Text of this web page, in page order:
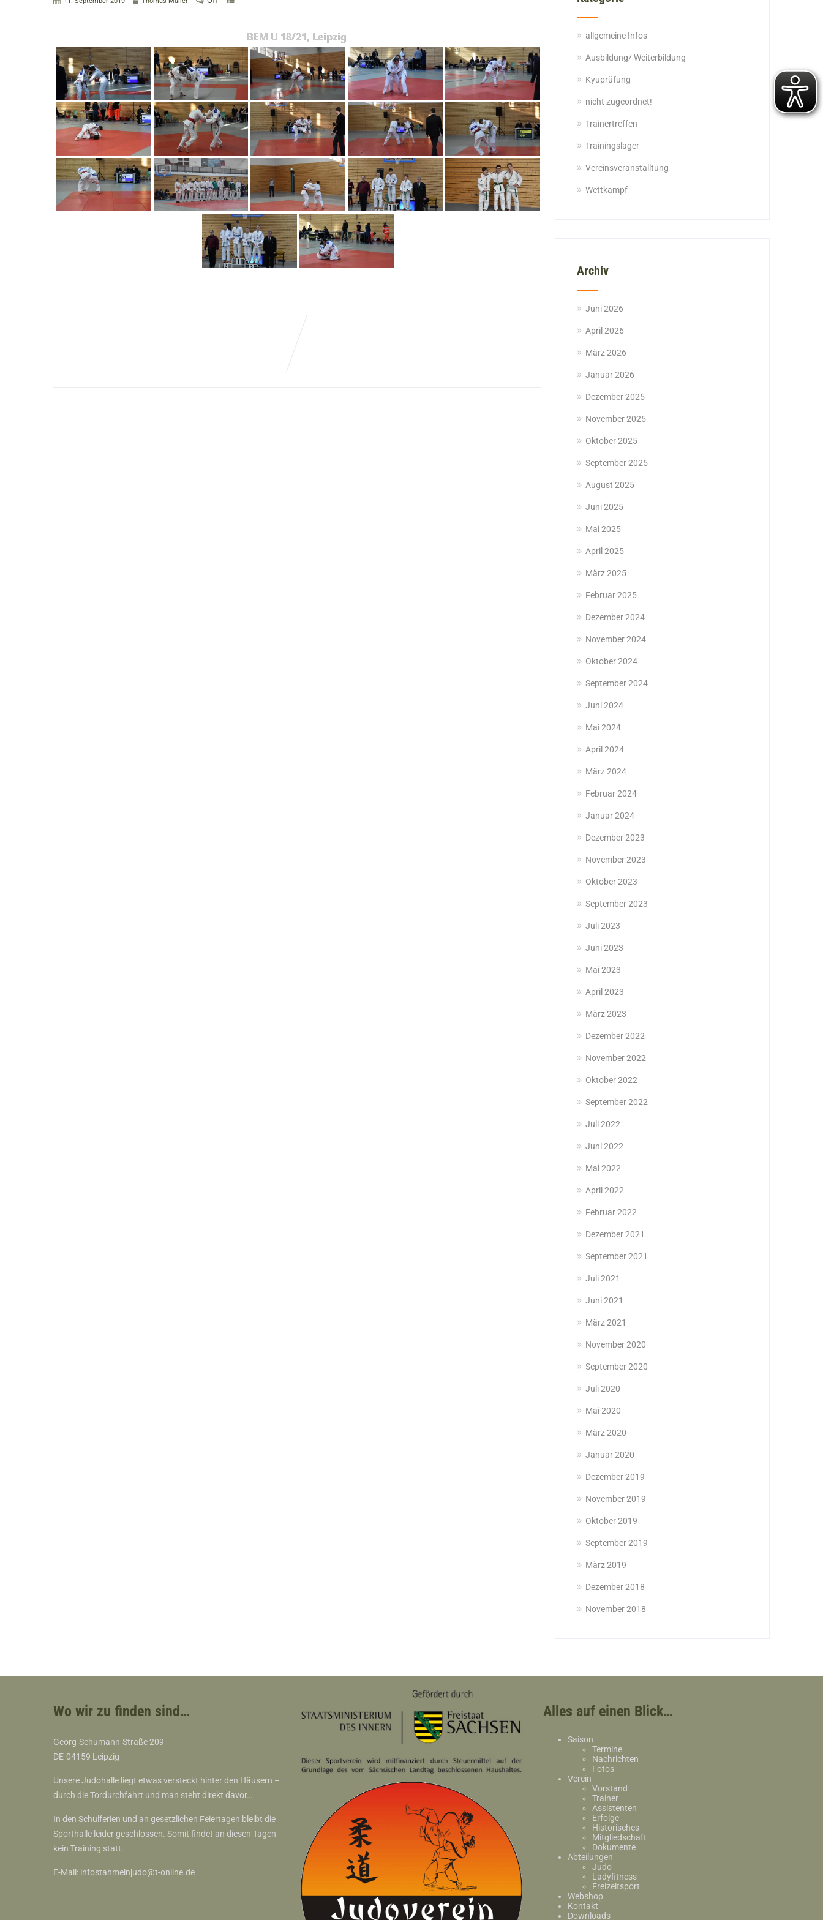
BEM U 18/21, Leipzig allgemeine Infos
Ausbildung/ Weiterbildung
Kyuprüfung
nicht zugeordnet!
Trainertreffen
Trainingslager
Vereinsveranstalltung
Wettkampf
Archiv
Juni 2026
April 2026
März 2026
Januar 2026
Dezember 2025
November 2025
Oktober 2025
September 2025
August 2025
Juni 2025
Mai 2025
April 2025
März 2025
Februar 2025
Dezember 2024
November 2024
Oktober 2024
September 2024
Juni 2024
Mai 2024
April 2024
März 2024
Februar 2024
Januar 2024
Dezember 2023
November 2023
Oktober 2023
September 2023
Juli 2023
Juni 2023
Mai 2023
April 2023
März 2023
Dezember 2022
November 2022
Oktober 2022
September 2022
Juli 2022
Juni 2022
Mai 2022
April 2022
Februar 2022
Dezember 2021
September 2021
Juli 2021
Juni 2021
März 2021
November 2020
September 2020
Juli 2020
Mai 2020
März 2020
Januar 2020
Dezember 2019
November 2019
Oktober 2019
September 2019
März 2019
Dezember 2018
November 2018
Wo wir zu finden sind…
Georg-Schumann-Straße 209
DE-04159 Leipzig
Unsere Judohalle liegt etwas versteckt hinter den Häusern –
durch die Tordurchfahrt und man steht direkt davor…
In den Schulferien und an gesetzlichen Feiertagen bleibt die
Sporthalle leider geschlossen. Somit findet an diesen Tagen
kein Training statt.
E-Mail: infostahmelnjudo@t-online.de
Alles auf einen Blick…
Saison
Termine
Nachrichten
Fotos
Verein
Vorstand
Trainer
Assistenten
Erfolge
Historisches
Mitgliedschaft
Dokumente
Abteilungen
Judo
Ladyfitness
Freizeitsport
Webshop
Kontakt
Downloads